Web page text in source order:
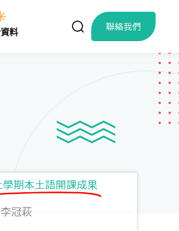
料 聯絡我們
學期本土語開課成果
冠萩